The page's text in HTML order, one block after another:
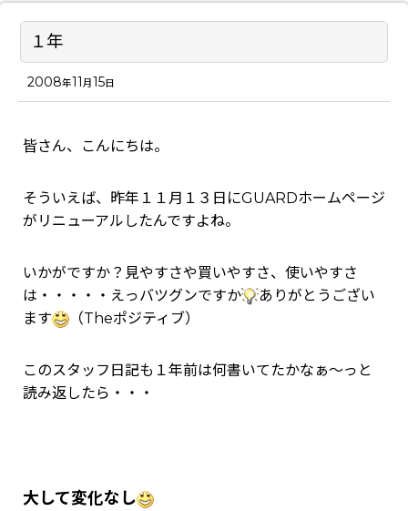
１年
2008年11月15日
皆さん、こんにちは。
そういえば、昨年１１月１３日にGUARDホームページ
がリニューアルしたんですよね。
いかがですか？見やすさや買いやすさ、使いやすさ
は・・・・・えっバツグンですか
ありがとうござい
ます
（Theポジティブ）
このスタッフ日記も１年前は何書いてたかなぁ～っと
読み返したら・・・
大して変化なし